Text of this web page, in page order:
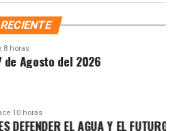
canal de WhatsApp
sectores vulnerables. Asimismo,
por abanderar el fuerte
la concesionaria Aguakan,
al deficiente suministro
Benito Juárez, Isla Mujeres,
Morelos.
RECIENTE
8 horas
Agosto del 2026
10 horas
EL AGUA Y EL FUTURO DE